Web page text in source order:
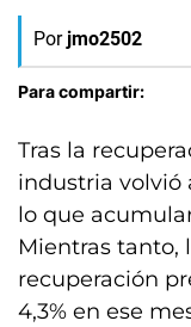
Por jmo2502
Para compartir:
Tras la
industria volvió
lo que
Mientras tanto,
recuperación
4,3% en ese